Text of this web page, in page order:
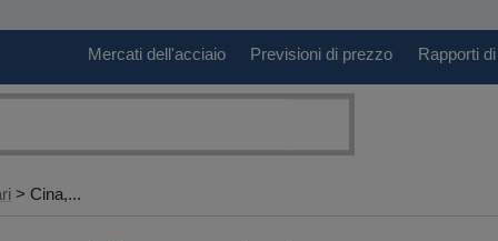
Mercati dell'acciaio Previsioni di prezzo Rapporti
> Cina,...